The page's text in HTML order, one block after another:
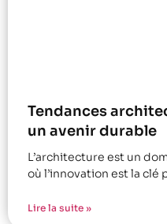
Tendances
un avenir durable
L’architecture est un
où l’innovation est la clé
Lire la suite »